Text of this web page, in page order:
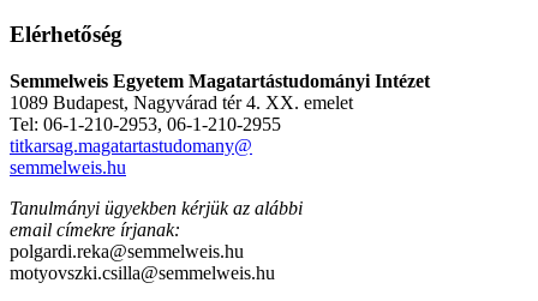
Elérhetőség
Semmelweis Egyetem Magatartástudományi Intézet
1089 Budapest, Nagyvárad tér 4. XX. emelet
Tel: 06-1-210-2953, 06-1-210-2955
titkarsag.magatartastudomany@
semmelweis.hu
Tanulmányi ügyekben kérjük az alábbi
email címekre írjanak:
polgardi.reka@semmelweis.hu
motyovszki.csilla@semmelweis.hu